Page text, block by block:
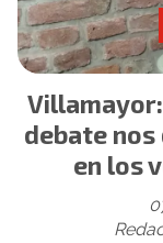
debate
en los